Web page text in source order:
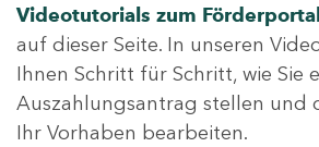
Videotutorials zum Förderportal
auf dieser Seite. In unseren
Ihnen Schritt für Schritt, wie Sie
Auszahlungsantrag stellen und
Ihr Vorhaben bearbeiten.